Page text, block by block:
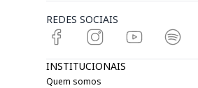
REDES SOCIAIS
INSTITUCIONAIS
Quem somos